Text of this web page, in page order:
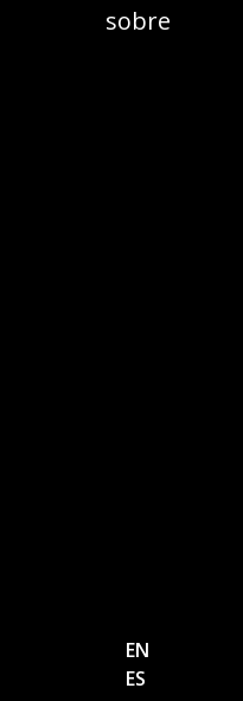
sobre
EN
ES